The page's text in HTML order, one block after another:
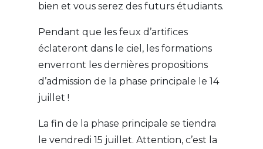
bien et vous serez des futurs étudiants.
Pendant que les feux d’artifices
éclateront dans le ciel, les formations
enverront les dernières propositions
d’admission de la phase principale le 14
juillet !
La fin de la phase principale se tiendra
le vendredi 15 juillet. Attention, c’est la